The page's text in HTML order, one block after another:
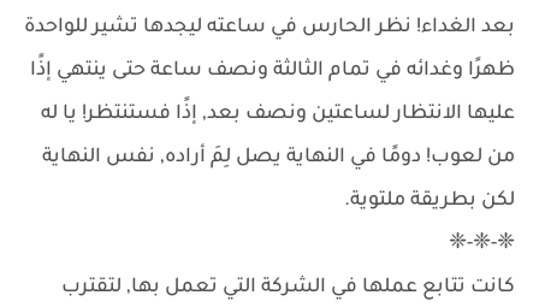
بعد الغداء! نظر الحارس في ساعته ليجدها تشير للواحدة
ظهرًا وغدائه في تمام الثالثة ونصف ساعة حتى ينتهي إذًا
عليها الانتظار لساعتين ونصف بعد, إذًا فستنتظر! يا له
من لعوب! دومًا في النهاية يصل لِمَ أراده, نفس النهاية
لكن بطريقة ملتوية.
❈-❈-❈
كانت تتابع عملها في الشركة التي تعمل بها, لتقترب